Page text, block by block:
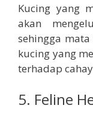
Kucing yang
akan
sehingga
kucing yang
terhadap
5. Feline